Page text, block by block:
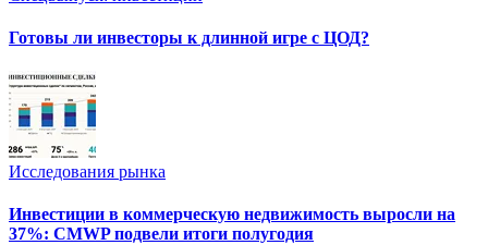
Готовы ли инвесторы к длинной игре с ЦОД?
Исследования рынка
Инвестиции в коммерческую недвижимость выросли на
37%: CMWP подвели итоги полугодия